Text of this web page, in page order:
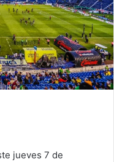
jueves 7 de